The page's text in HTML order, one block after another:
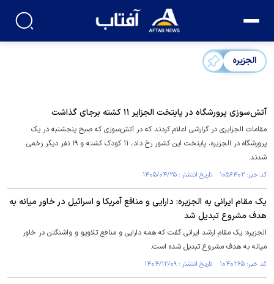
الجزیره
آتش‌سوزی پرورشگاه در پایتخت الجزایر ۱۱ کشته برجای گذاشت
مقامات الجزایری در گزارشی اعلام کردند که در آتش‌سوزی که صبح پنجشنبه در یک
پرورشگاه در الجزیره، پایتخت این کشور رخ داد، ۱۱ کودک کشته و ۱۹ نفر دیگر زخمی
شدند.
کد خبر: ۱۰۵۶۴۰۲ تاریخ انتشار : ۱۴۰۵/۰۴/۲۵
یک مقام ایرانی به الجزیره: دارایی و منافع آمریکا و اسرائیل در خاور میانه به
هدف مشروع تبدیل شد
الجزیره: یک مقام ارشد ایرانی گفت که همه دارایی و منافع تلاویو و واشنگتن در خاور
میانه به هدف مشروع تبدیل شده است.
کد خبر: ۱۰۴۰۲۶۵ تاریخ انتشار : ۱۴۰۴/۱۲/۰۹